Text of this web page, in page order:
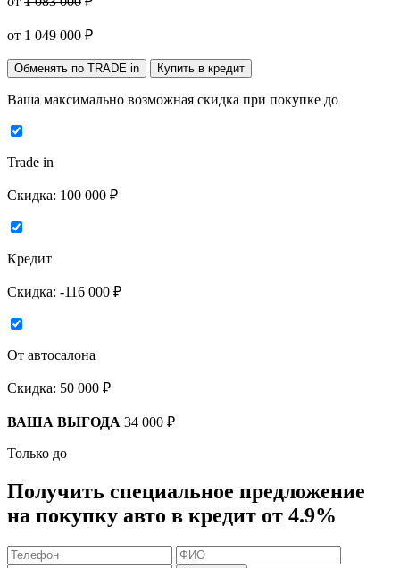
от 1 049 000 ₽
Обменять по TRADE in Купить в кредит
Ваша максимально возможная скидка при покупке до
Trade in
Скидка: 100 000 ₽
Кредит
Скидка: -116 000 ₽
От автосалона
Скидка: 50 000 ₽
ВАША ВЫГОДА 34 000 ₽
Только до
Получить специальное предложение
на покупку авто в кредит от 4.9%